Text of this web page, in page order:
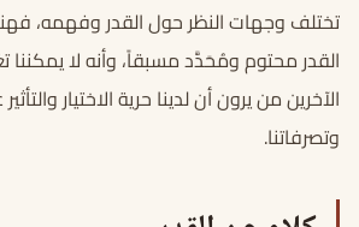
تختلف وجهات النظر حول القدر وفهمه،
القدر محتوم ومُحَدَّد مسبقاً، وأنه لا يمكننا
الآخرين من يرون أن لدينا حرية الاختيار والتأثير
وتصرفاتنا.